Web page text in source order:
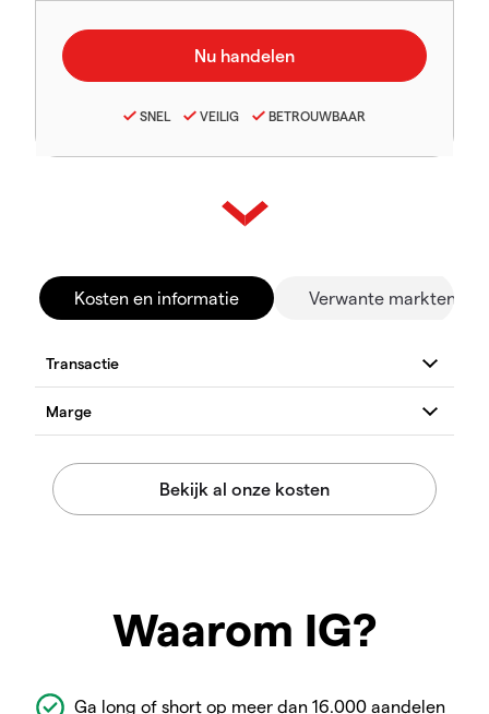
SNEL VEILIG BETROUWBAAR
Kosten en informatie Verwante markten
Waarom IG?
Ga long of short op meer dan 16.000 aandelen